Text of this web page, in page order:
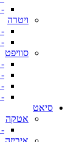
- 2005-2015 (קצר)
ויטרה
- 2014-2020
- 2020+
סוויפט
- 2005-2010
- 2011-2017
- 2017-2023
- 2024+
סיאט
אטקה
- 2016+